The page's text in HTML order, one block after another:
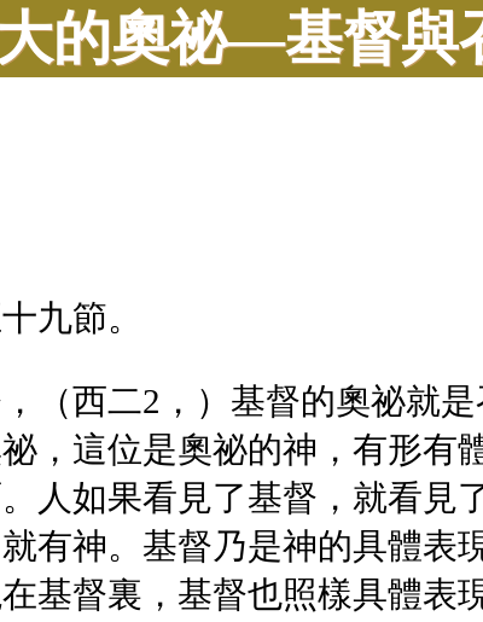
的奧祕—基督與
九節。
（西二2，）基督的奧祕就
，這位是奧祕的神，有形有
人如果看見了基督，就看見
有神。基督乃是神的具體表
基督裏，基督也照樣具體表